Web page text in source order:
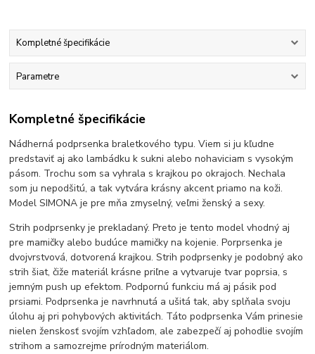
Kompletné špecifikácie
Parametre
Kompletné špecifikácie
Nádherná podprsenka braletkového typu. Viem si ju kľudne
predstaviť aj ako lambádku k sukni alebo nohaviciam s vysokým
pásom. Trochu som sa vyhrala s krajkou po okrajoch. Nechala
som ju nepodšitú, a tak vytvára krásny akcent priamo na koži.
Model SIMONA je pre mňa zmyselný, veľmi ženský a sexy.
Strih podprsenky je prekladaný. Preto je tento model vhodný aj
pre mamičky alebo budúce mamičky na kojenie. Porprsenka je
dvojvrstvová, dotvorená krajkou. Strih podprsenky je podobný ako
strih šiat, čiže materiál krásne priľne a vytvaruje tvar poprsia, s
jemným push up efektom. Podpornú funkciu má aj pásik pod
prsiami. Podprsenka je navrhnutá a ušitá tak, aby splňala svoju
úlohu aj pri pohybových aktivitách. Táto podprsenka Vám prinesie
nielen ženskosť svojím vzhľadom, ale zabezpečí aj pohodlie svojím
strihom a samozrejme prírodným materiálom.